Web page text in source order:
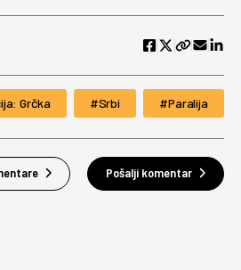
Grčka Srbi Paralija
Pošalji komentar